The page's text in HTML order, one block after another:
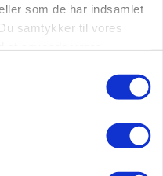
som de har indsamlet
samtykker til vores